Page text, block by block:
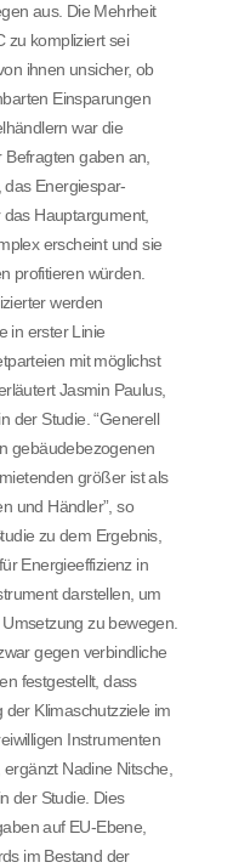
aus. Die Mehrheit
zu kompliziert sei
ihnen unsicher, ob
Einsparungen
war die
Befragten gaben an,
das Energiespar-
Hauptargument,
erscheint und sie
profitieren würden.
werden
in erster Linie
mit möglichst
Jasmin Paulus,
der Studie. “Generell
gebäudebezogenen
größer ist als
und Händler”, so
zu dem Ergebnis,
Energieeffizienz in
darstellen, um
zu bewegen.
gegen verbindliche
festgestellt, dass
Klimaschutzziele im
Instrumenten
Nadine Nitsche,
der Studie. Dies
auf EU-Ebene,
im Bestand der